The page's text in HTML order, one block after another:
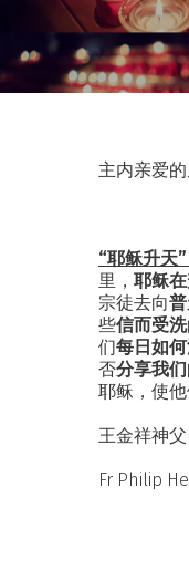
主内亲爱的
“耶稣升天
里， 耶稣
宗徒去向
些信而受洗
们每日如
否分享我
耶稣，使
王金祥神
Fr Philip